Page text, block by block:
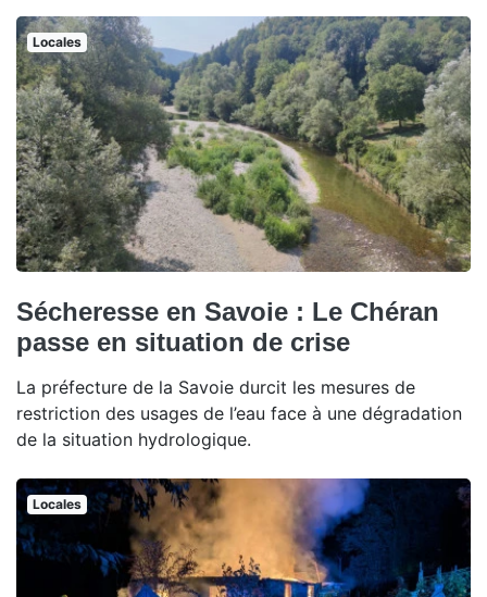
Locales
Sécheresse en Savoie : Le Chéran
passe en situation de crise
La préfecture de la Savoie durcit les mesures de
restriction des usages de l’eau face à une dégradation
de la situation hydrologique.
Locales